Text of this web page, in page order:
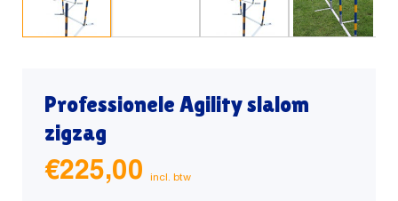
Professionele Agility slalom
zigzag
€225,00